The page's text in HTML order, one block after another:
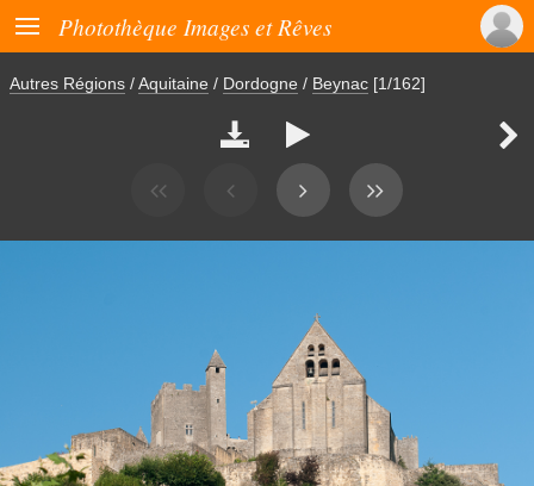
 Photothèque Images et Rêves
Autres Régions /Aquitaine / Dordogne / Beynac [1/162]
  